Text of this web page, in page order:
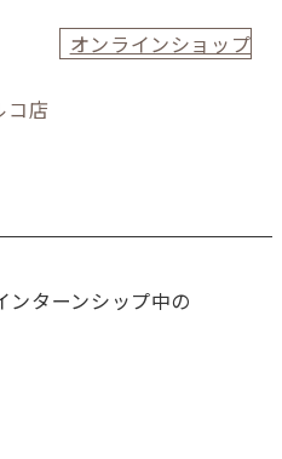
オンラインショップ
コ店
ンターンシップ中の